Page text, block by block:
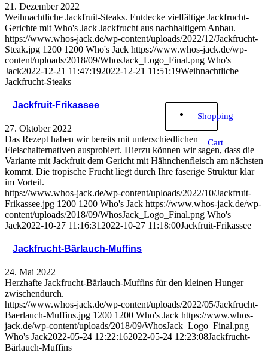
Shopping
Cart
21. Dezember 2022
Weihnachtliche Jackfruit-Steaks. Entdecke vielfältige Jackfrucht-
Gerichte mit Who's Jack Jackfrucht aus nachhaltigem Anbau.
https://www.whos-jack.de/wp-content/uploads/2022/12/Jackfrucht-
Steak.jpg 1200 1200 Who's Jack https://www.whos-jack.de/wp-
content/uploads/2018/09/WhosJack_Logo_Final.png Who's
Jack2022-12-21 11:47:192022-12-21 11:51:19Weihnachtliche
Jackfrucht-Steaks
Jackfruit-Frikassee
27. Oktober 2022
Das Rezept haben wir bereits mit unterschiedlichen
Fleischalternativen ausprobiert. Hierzu können wir sagen, dass die
Variante mit Jackfruit dem Gericht mit Hähnchenfleisch am nächsten
kommt. Die tropische Frucht liegt durch Ihre faserige Struktur klar
im Vorteil.
https://www.whos-jack.de/wp-content/uploads/2022/10/Jackfruit-
Frikassee.jpg 1200 1200 Who's Jack https://www.whos-jack.de/wp-
content/uploads/2018/09/WhosJack_Logo_Final.png Who's
Jack2022-10-27 11:16:31 2022-10-27 11:18:00Jackfruit-Frikassee
Jackfrucht-Bärlauch-Muffins
24. Mai 2022
Herzhafte Jackfrucht-Bärlauch-Muffins für den kleinen Hunger
zwischendurch.
https://www.whos-jack.de/wp-content/uploads/2022/05/Jackfrucht-
Baerlauch-Muffins.jpg 1200 1200 Who's Jack https://www.whos-
jack.de/wp-content/uploads/2018/09/WhosJack_Logo_Final.png
Who's Jack2022-05-24 12:22:162022-05-24 12:23:08Jackfrucht-
Bärlauch-Muffins